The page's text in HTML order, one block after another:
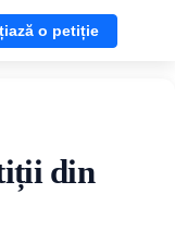
o petiție
din